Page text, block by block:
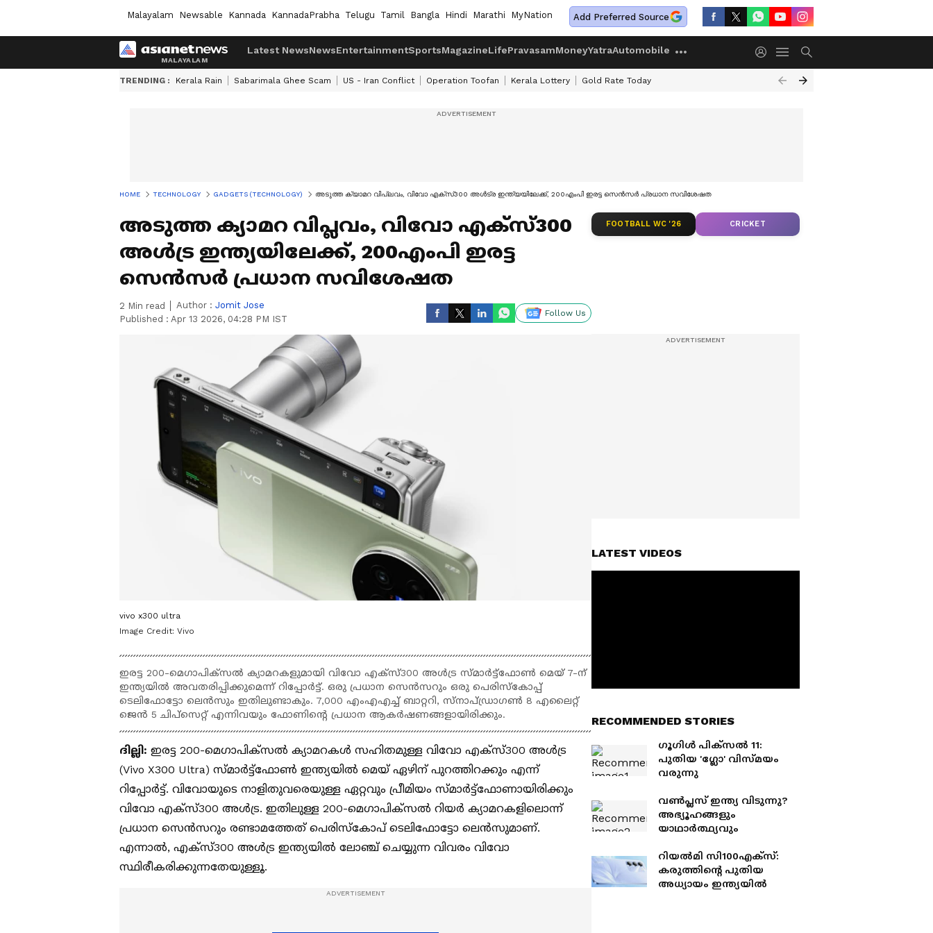
Malayalam Newsable Kannada KannadaPrabha Telugu Tamil Bangla Hindi Marathi MyNation Add Preferred Source
Latest NewsNewsEntertainmentSportsMagazineLifePravasamMoneyYatraAutomobile
TRENDING : Kerala Rain Sabarimala Ghee Scam US - Iran Conflict Operation Toofan Kerala Lottery Gold Rate Today
HOME TECHNOLOGY GADGETS (TECHNOLOGY) അടുത്ത ക്യാമറ വിപ്ലവം, വിവോ എക്‌സ്300 അൾട്ര ഇന്ത്യയിലേക്ക്, 200എംപി ഇരട്ട സെന്‍സര്‍ പ്രധാന സവിശേഷത
അടുത്ത ക്യാമറ വിപ്ലവം, വിവോ എക്‌സ്300
അൾട്ര ഇന്ത്യയിലേക്ക്, 200എംപി ഇരട്ട
സെന്‍സര്‍ പ്രധാന സവിശേഷത
2 Min read Author : Jomit Jose
Published : Apr 13 2026, 04:28 PM IST
Follow Us
vivo x300 ultra
Image Credit: Vivo
ഇരട്ട 200-മെഗാപിക്സൽ ക്യാമറകളുമായി വിവോ എക്സ്300 അൾട്ര സ്മാർട്ട്ഫോൺ മെയ് 7-ന്
ഇന്ത്യയിൽ അവതരിപ്പിക്കുമെന്ന് റിപ്പോർട്ട്. ഒരു പ്രധാന സെൻസറും ഒരു പെരിസ്കോപ്പ്
ടെലിഫോട്ടോ ലെൻസും ഇതിലുണ്ടാകും. 7,000 എംഎഎച്ച് ബാറ്ററി, സ്നാപ്ഡ്രാഗൺ 8 എലൈറ്റ്
ജെൻ 5 ചിപ്‌സെറ്റ് എന്നിവയും ഫോണിന്റെ പ്രധാന ആകർഷണങ്ങളായിരിക്കും.
ദില്ലി: ഇരട്ട 200-മെഗാപിക്‌സല്‍ ക്യാമറകള്‍ സഹിതമുള്ള വിവോ എക്‌സ്300 അള്‍ട്ര
(Vivo X300 Ultra) സ്‌മാര്‍ട്ട്‌ഫോണ്‍ ഇന്ത്യയില്‍ മെയ് ഏഴിന് പുറത്തിറക്കും എന്ന്
റിപ്പോര്‍ട്ട്. വിവോയുടെ നാളിതുവരെയുള്ള ഏറ്റവും പ്രീമിയം സ്‌മാര്‍ട്ട്‌ഫോണായിരിക്കും
വിവോ എക്‌സ്300 അള്‍ട്ര. ഇതിലുള്ള 200-മെഗാപിക്‌സല്‍ റിയര്‍ ക്യാമറകളിലൊന്ന്
പ്രധാന സെന്‍സറും രണ്ടാമത്തേത് പെരിസ്‌കോപ് ടെലിഫോട്ടോ ലെന്‍സുമാണ്.
എന്നാല്‍, എക്‌സ്300 അള്‍ട്ര ഇന്ത്യയില്‍ ലോഞ്ച് ചെയ്യുന്ന വിവരം വിവോ
സ്ഥിരീകരിക്കുന്നതേയുള്ളൂ.
FOOTBALL WC '26 CRICKET
LATEST VIDEOS
RECOMMENDED STORIES
ഗൂഗിൾ പിക്സൽ 11:
പുതിയ 'ഗ്ലോ' വിസ്മയം
വരുന്നു
വൺപ്ലസ് ഇന്ത്യ വിടുന്നു?
അഭ്യൂഹങ്ങളും
യാഥാർത്ഥ്യവും
റിയൽമി സി100എക്സ്:
കരുത്തിന്റെ പുതിയ
അധ്യായം ഇന്ത്യയിൽ